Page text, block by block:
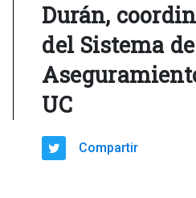
Durán,
del Sistema de
UC
Compartir